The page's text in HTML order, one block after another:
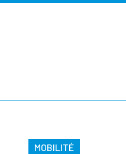
MOBILITÉ